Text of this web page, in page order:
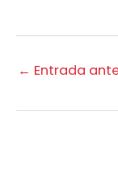
← Entrada